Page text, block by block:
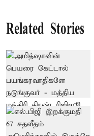
Related Stories